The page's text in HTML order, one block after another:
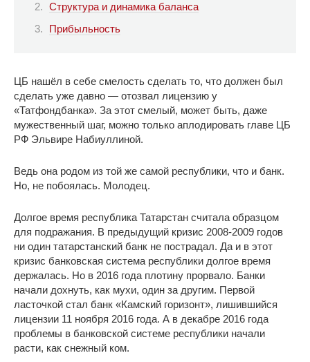
Структура и динамика баланса
Прибыльность
ЦБ нашёл в себе смелость сделать то, что должен был
сделать уже давно — отозвал лицензию у
«Татфондбанка». За этот смелый, может быть, даже
мужественный шаг, можно только аплодировать главе ЦБ
РФ Эльвире Набиуллиной.
Ведь она родом из той же самой республики, что и банк.
Но, не побоялась. Молодец.
Долгое время республика Татарстан считала образцом
для подражания. В предыдущий кризис 2008-2009 годов
ни один татарстанский банк не пострадал. Да и в этот
кризис банковская система республики долгое время
держалась. Но в 2016 года плотину прорвало. Банки
начали дохнуть, как мухи, один за другим. Первой
ласточкой стал банк «Камский горизонт», лишившийся
лицензии 11 ноября 2016 года. А в декабре 2016 года
проблемы в банковской системе республики начали
расти, как снежный ком.